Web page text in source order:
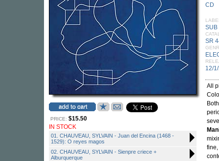
PRICE: $15.50
IN STOCK
01. CHAUVEAU, SYLVAIN - Juan del Encina (1468 -
1529): O reyes magos
02. CHAUVEAU, SYLVAIN - Sienpre criece +
Alburquerque
CD
SUB
SR
12/
All